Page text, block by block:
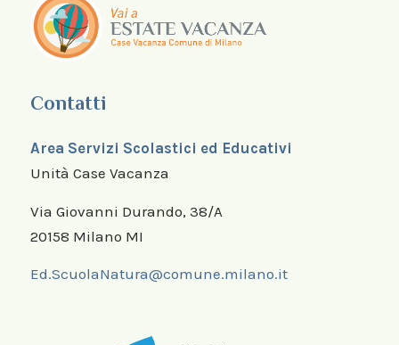
Contatti
Area Servizi Scolastici ed Educativi
Unità Case Vacanza
Via Giovanni Durando, 38/A
20158 Milano MI
Ed.ScuolaNatura@comune.milano.it